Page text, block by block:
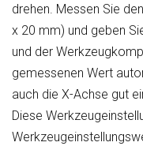
drehen. Messen Sie
x 20 mm) und geben
und der
gemessenen Wert
auch die X-Achse gut
Diese